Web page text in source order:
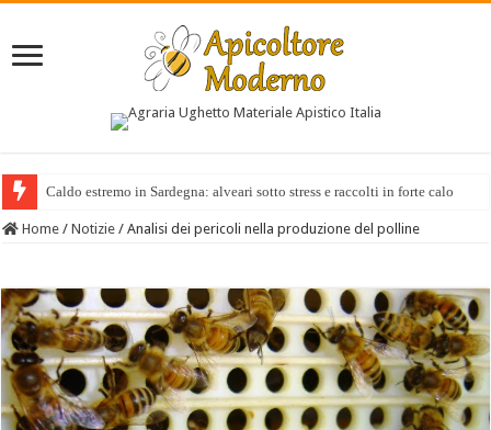
Caldo estremo in Sardegna: alveari sotto stress e raccolti in forte calo
Home / Notizie / Analisi dei pericoli nella produzione del polline